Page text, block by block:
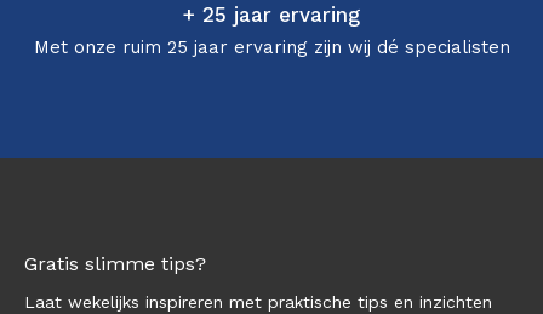
+ 25 jaar ervaring
Met onze ruim 25 jaar ervaring zijn wij dé specialisten
Gratis slimme tips?
Laat wekelijks inspireren met praktische tips en inzichten